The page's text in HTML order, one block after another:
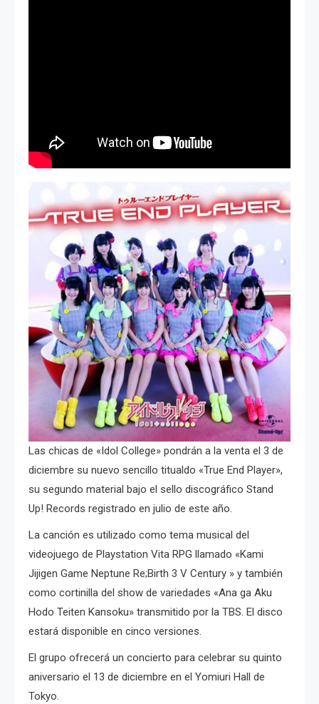
Las chicas de «Idol College» pondrán a la venta el 3 de
diciembre su nuevo sencillo titualdo «True End Player»,
su segundo material bajo el sello discográfico Stand
Up! Records registrado en julio de este año.
La canción es utilizado como tema musical del
videojuego de Playstation Vita RPG llamado «Kami
Jijigen Game Neptune Re;Birth 3 V Century » y también
como cortinilla del show de variedades «Ana ga Aku
Hodo Teiten Kansoku» transmitido por la TBS. El disco
estará disponible en cinco versiones.
El grupo ofrecerá un concierto para celebrar su quinto
aniversario el 13 de diciembre en el Yomiuri Hall de
Tokyo.